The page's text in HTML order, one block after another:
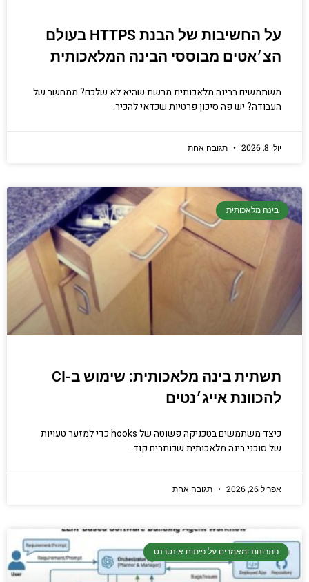
על החשיבות של הבנת HTTPS בעולם
הצ׳אטים מבוססי הבינה המלאכותית
משתמשים בבינה מלאכותית מרשת שהיא לא שלכם? ממחשב של
העבודה? יש פה סיכון פרטיות שכדאי להכיר.
יולי 8, 2026 תגובה אחת
בינה מלאכותית
תשתית בינה מלאכותית: שימוש ב-CI
להכוונת אייג׳נטים
כיצד משתמשים בטכניקה פשוטה של hooks כדי למזער טעויות
של סוכני בינה מלאכותית שכותבים קוד.
אפריל 26, 2026 תגובה אחת
פתרונות ומאמרים על פיתוח אינטרנט